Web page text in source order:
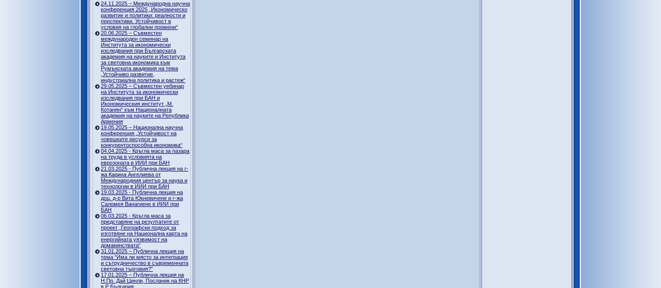
24.11.2025 – Международна научна
конференция 2025 „Икономическо
развитие и политики: реалности и
перспективи. Устойчивост в
условия на глобални промени“
20.06.2025 – Съвместен
международен семинар на
Института за икономически
изследвания при Българската
академия на науките и Института
за световна икономика към
Румънската академия на тема
„Устойчиво развитие,
индустриална политика и растеж“
29.05.2025 – Съвместен уебинар
на Института за икономически
изследвания при БАН и
Икономическия институт „М.
Котанян“ към Националната
академия на науките на Република
Армения
19.05.2025 – Национална научна
конференция „Устойчивост на
човешките ресурси за
конкурентоспособна икономика“
04.04.2025 - Кръгла маса за пазара
на труда в условията на
еврозоната в ИИИ при БАН
21.03.2025 - Публична лекция на г-
жа Карина Ангелиева от
Международния център за наука и
технологии в ИИИ при БАН
19.03.2025 - Публична лекция на
доц. д-р Вита Юкневичене и г-жа
Саломея Ванагиене в ИИИ при
БАН
06.03.2025 - Кръгла маса за
представяне на резултатите от
проект „Географски подход за
изготвяне на Национална карта на
енергийната уязвимост на
домакинствата“
31.01.2025 – Публична лекция на
тема “Има ли място за интеграция
и сътрудничество в съвременната
световна търговия?”
17.01.2025 – Публична лекция на
Н.Пр. Дай Цинли, Посланик на КНР
в Р България